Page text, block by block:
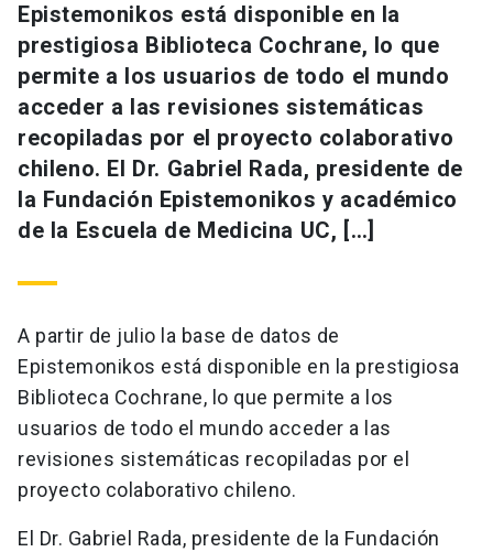
Epistemonikos está disponible en la
prestigiosa Biblioteca Cochrane, lo que
permite a los usuarios de todo el mundo
acceder a las revisiones sistemáticas
recopiladas por el proyecto colaborativo
chileno. El Dr. Gabriel Rada, presidente de
la Fundación Epistemonikos y académico
de la Escuela de Medicina UC, […]
A partir de julio la base de datos de
Epistemonikos está disponible en la prestigiosa
Biblioteca Cochrane, lo que permite a los
usuarios de todo el mundo acceder a las
revisiones sistemáticas recopiladas por el
proyecto colaborativo chileno.
El Dr. Gabriel Rada, presidente de la Fundación